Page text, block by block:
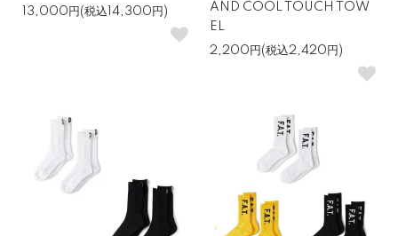
13,000円(税込14,300円)
AND COOL TOUCH TOW
EL
2,200円(税込2,420円)